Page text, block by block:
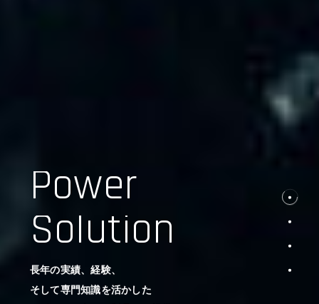
Power
Solution
長年の実績、経験、
そして専門知識を活かした